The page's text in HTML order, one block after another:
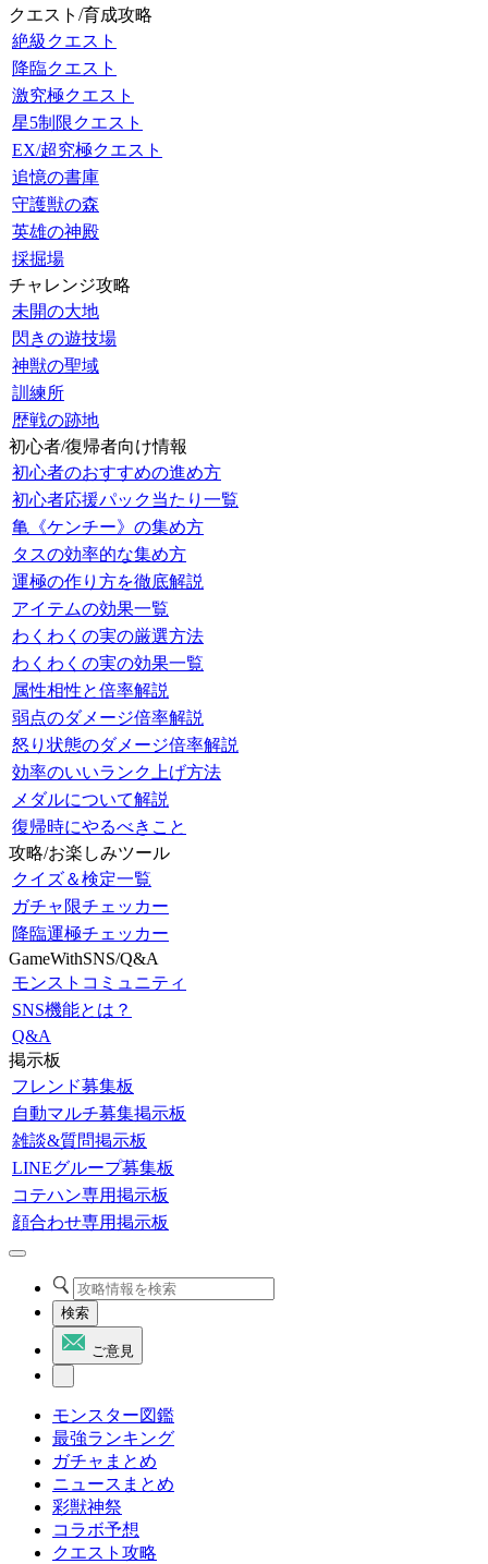
クエスト/育成攻略
絶級クエスト
降臨クエスト
激究極クエスト
星5制限クエスト
EX/超究極クエスト
追憶の書庫
守護獣の森
英雄の神殿
採掘場
チャレンジ攻略
未開の大地
閃きの遊技場
神獣の聖域
訓練所
歴戦の跡地
初心者/復帰者向け情報
初心者のおすすめの進め方
初心者応援パック当たり一覧
亀《ケンチー》の集め方
タスの効率的な集め方
運極の作り方を徹底解説
アイテムの効果一覧
わくわくの実の厳選方法
わくわくの実の効果一覧
属性相性と倍率解説
弱点のダメージ倍率解説
怒り状態のダメージ倍率解説
効率のいいランク上げ方法
メダルについて解説
復帰時にやるべきこと
攻略/お楽しみツール
クイズ＆検定一覧
ガチャ限チェッカー
降臨運極チェッカー
GameWithSNS/Q&A
モンストコミュニティ
SNS機能とは？
Q&A
掲示板
フレンド募集板
自動マルチ募集掲示板
雑談&質問掲示板
LINEグループ募集板
コテハン専用掲示板
顔合わせ専用掲示板
検索
ご意見
モンスター図鑑
最強ランキング
ガチャまとめ
ニュースまとめ
彩獣神祭
コラボ予想
クエスト攻略